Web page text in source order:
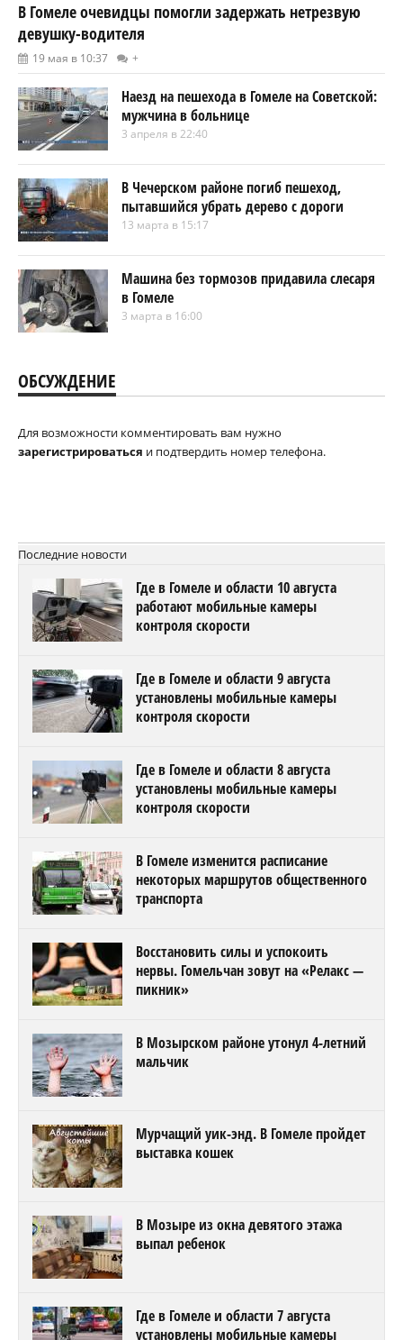
В Гомеле очевидцы помогли задержать нетрезвую
девушку-водителя
19 мая в 10:37 +
Наезд на пешехода в Гомеле на Советской:
мужчина в больнице
3 апреля в 22:40
В Чечерском районе погиб пешеход,
пытавшийся убрать дерево с дороги
13 марта в 15:17
Машина без тормозов придавила слесаря
в Гомеле
3 марта в 16:00
ОБСУЖДЕНИЕ
Для возможности комментировать вам нужно
зарегистрироваться и подтвердить номер телефона.
Последние новости
Где в Гомеле и области 10 августа
работают мобильные камеры
контроля скорости
Где в Гомеле и области 9 августа
установлены мобильные камеры
контроля скорости
Где в Гомеле и области 8 августа
установлены мобильные камеры
контроля скорости
В Гомеле изменится расписание
некоторых маршрутов общественного
транспорта
Восстановить силы и успокоить
нервы. Гомельчан зовут на «Релакс —
пикник»
В Мозырском районе утонул 4-летний
мальчик
Мурчащий уик-энд. В Гомеле пройдет
выставка кошек
В Мозыре из окна девятого этажа
выпал ребенок
Где в Гомеле и области 7 августа
установлены мобильные камеры